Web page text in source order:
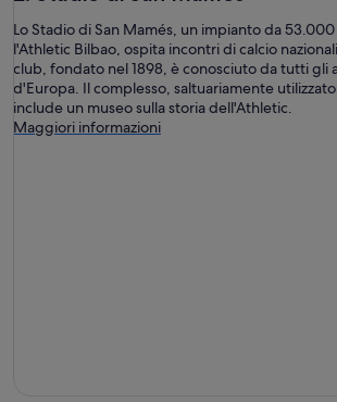
Lo Stadio di San Mamés, un impianto da
l'Athletic Bilbao, ospita incontri di calcio
club, fondato nel 1898, è conosciuto da tutti gli
d'Europa. Il complesso, saltuariamente
include un museo sulla storia dell'Athletic.
Maggiori informazioni